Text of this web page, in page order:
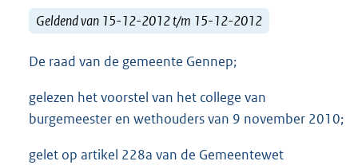
Geldend van 15-12-2012 t/m 15-12-2012
De raad van de gemeente Gennep;
gelezen het voorstel van het college van
burgemeester en wethouders van 9 november 2010;
gelet op artikel 228a van de Gemeentewet